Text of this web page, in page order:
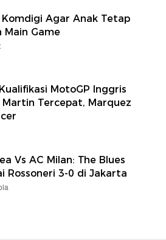
Komdigi Agar Anak Tetap
Main Game
MotoGP Inggris
Martin Tercepat, Marquez
Vs AC Milan: The Blues
Rossoneri 3-0 di Jakarta